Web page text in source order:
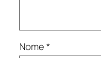
Nome*